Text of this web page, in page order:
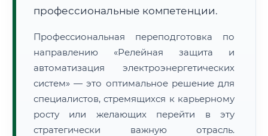
профессиональные компетенции.
Профессиональная переподготовка по
направлению «Релейная защита и
автоматизация электроэнергетических
систем» — это оптимальное решение для
специалистов, стремящихся к карьерному
росту или желающих перейти в эту
стратегически важную отрасль.